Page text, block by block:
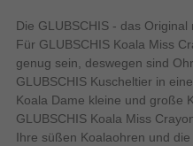
Die GLUBSCHIS - das Original
Für GLUBSCHIS Koala Miss
genug sein, deswegen sind
GLUBSCHIS Kuscheltier in
Koala Dame kleine und große
GLUBSCHIS Koala Miss
Ihre süßen Koalaohren und